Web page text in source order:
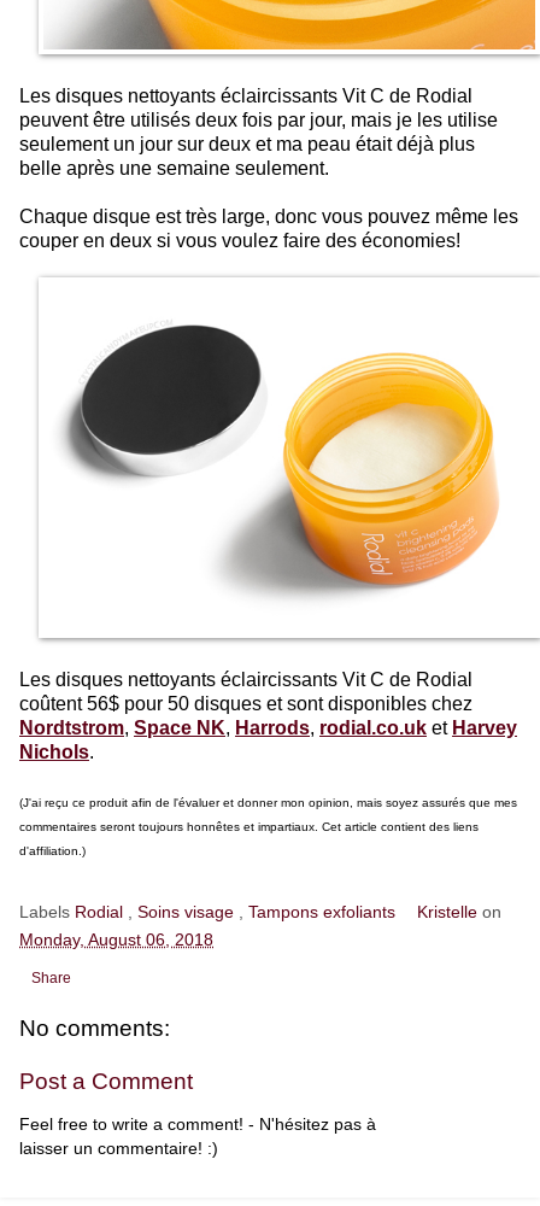
Les disques nettoyants éclaircissants Vit C de Rodial
peuvent être utilisés deux fois par jour, mais je les utilise
seulement un jour sur deux et ma peau était déjà plus
belle après une semaine seulement.
Chaque disque est très large, donc vous pouvez même les
couper en deux si vous voulez faire des économies!
Les disques nettoyants éclaircissants Vit C de Rodial
coûtent 56$ pour 50 disques et sont disponibles chez
Nordtstrom, Space NK, Harrods, rodial.co.uk et Harvey
Nichols.
(J'ai reçu ce produit afin de l'évaluer et donner mon opinion, mais soyez assurés que mes
commentaires seront toujours honnêtes et impartiaux. Cet article contient des liens
d'affiliation.)
Labels Rodial Soins visage Tampons exfoliants Kristelle on
Monday, August 06, 2018
Share
No comments:
Post a Comment
Feel free to write a comment! - N'hésitez pas à
laisser un commentaire! :)